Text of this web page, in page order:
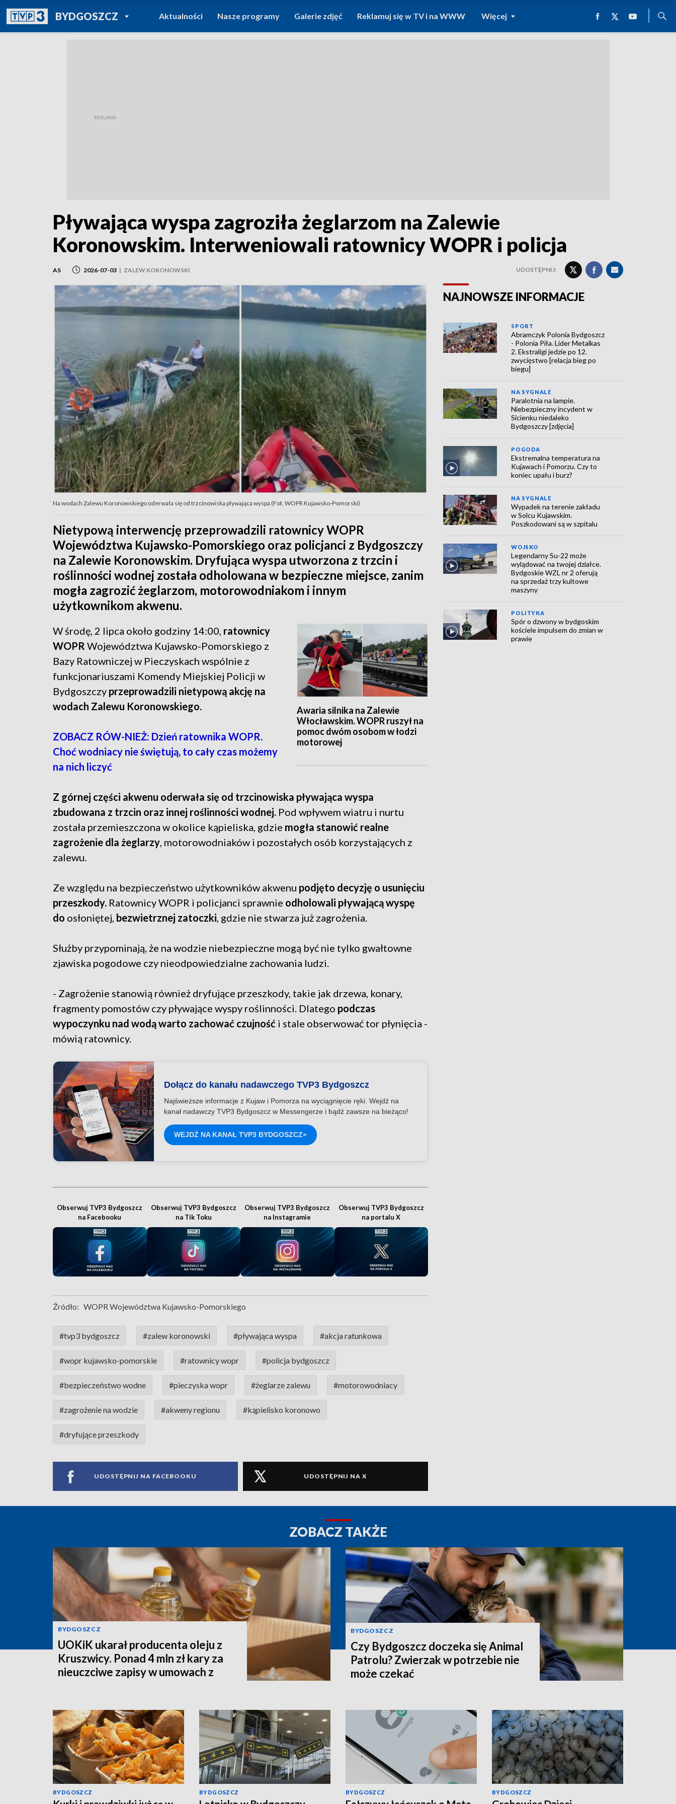
BYDGOSZCZPOWRÓT DO
TVP REGIONY
Aktualności Nasze programy Galerie zdjęć Reklamuj się w TV i na WWW Więcej
Pływająca wyspa zagroziła żeglarzom na Zalewie
Koronowskim. Interweniowali ratownicy WOPR i policja
AS 2026-07-03 | ZALEW KORONOWSKI UDOSTĘPNIJ:
Na wodach Zalewu Koronowskiego oderwała się od trzcinowiska pływająca wyspa (Fot. WOPR Kujawsko-Pomorski)
Nietypową interwencję przeprowadzili ratownicy WOPR
Województwa Kujawsko-Pomorskiego oraz policjanci z Bydgoszczy
na Zalewie Koronowskim. Dryfująca wyspa utworzona z trzcin i
roślinności wodnej została odholowana w bezpieczne miejsce, zanim
mogła zagrozić żeglarzom, motorowodniakom i innym
użytkownikom akwenu.
Awaria silnika na Zalewie
Włocławskim. WOPR ruszył na
pomoc dwóm osobom w łodzi
motorowej
W środę, 2 lipca około godziny 14:00, ratownicy
WOPR Województwa Kujawsko-Pomorskiego z
Bazy Ratowniczej w Pieczyskach wspólnie z
funkcjonariuszami Komendy Miejskiej Policji w
Bydgoszczy przeprowadzili nietypową akcję na
wodach Zalewu Koronowskiego.
ZOBACZ RÓW-NIEŻ: Dzień ratownika WOPR.
Choć wodniacy nie świętują, to cały czas możemy
na nich liczyć
Z górnej części akwenu oderwała się od trzcinowiska pływająca wyspa
zbudowana z trzcin oraz innej roślinności wodnej. Pod wpływem wiatru i nurtu
została przemieszczona w okolice kąpieliska, gdzie mogła stanowić realne
zagrożenie dla żeglarzy, motorowodniaków i pozostałych osób korzystających z
zalewu.
Ze względu na bezpieczeństwo użytkowników akwenu podjęto decyzję o usunięciu
przeszkody. Ratownicy WOPR i policjanci sprawnie odholowali pływającą wyspę
do osłoniętej, bezwietrznej zatoczki, gdzie nie stwarza już zagrożenia.
Służby przypominają, że na wodzie niebezpieczne mogą być nie tylko gwałtowne
zjawiska pogodowe czy nieodpowiedzialne zachowania ludzi.
- Zagrożenie stanowią również dryfujące przeszkody, takie jak drzewa, konary,
fragmenty pomostów czy pływające wyspy roślinności. Dlatego podczas
wypoczynku nad wodą warto zachować czujność i stale obserwować tor płynięcia -
mówią ratownicy.
Dołącz do kanału nadawczego TVP3 Bydgoszcz
Najświeższe informacje z Kujaw i Pomorza na wyciągnięcie ręki. Wejdź na
kanał nadawczy TVP3 Bydgoszcz w Messengerze i bądź zawsze na bieżąco!
WEJDŹ NA KANAŁ TVP3 BYDGOSZCZ»
Obserwuj TVP3 Bydgoszcz
na Facebooku
Obserwuj TVP3 Bydgoszcz
na Tik Toku
Obserwuj TVP3 Bydgoszcz
na Instagramie
Obserwuj TVP3 Bydgoszcz
na portalu X
Źródło: WOPR Województwa Kujawsko-Pomorskiego
#tvp3 bydgoszcz #zalew koronowski #pływająca wyspa #akcja ratunkowa
#wopr kujawsko-pomorskie #ratownicy wopr #policja bydgoszcz
#bezpieczeństwo wodne #pieczyska wopr #żeglarze zalewu #motorowodniacy
#zagrożenie na wodzie #akweny regionu #kąpielisko koronowo
#dryfujące przeszkody
UDOSTĘPNIJ NA FACEBOOKU UDOSTĘPNIJ NA X
NAJNOWSZE INFORMACJE
SPORT
Abramczyk Polonia Bydgoszcz
- Polonia Piła. Lider Metalkas
2. Ekstraligi jedzie po 12.
zwycięstwo [relacja bieg po
biegu]
NA SYGNALE
Paralotnia na lampie.
Niebezpieczny incydent w
Sicienku niedaleko
Bydgoszczy [zdjęcia]
POGODA
Ekstremalna temperatura na
Kujawach i Pomorzu. Czy to
koniec upału i burz?
NA SYGNALE
Wypadek na terenie zakładu
w Solcu Kujawskim.
Poszkodowani są w szpitalu
WOJSKO
Legendarny Su-22 może
wylądować na twojej działce.
Bydgoskie WZL nr 2 oferują
na sprzedaż trzy kultowe
maszyny
POLITYKA
Spór o dzwony w bydgoskim
kościele impulsem do zmian w
prawie
ZOBACZ TAKŻE
BYDGOSZCZ
UOKiK ukarał producenta oleju z
Kruszwicy. Ponad 4 mln zł kary za
nieuczciwe zapisy w umowach z
BYDGOSZCZ
Czy Bydgoszcz doczeka się Animal
Patrolu? Zwierzak w potrzebie nie
może czekać
BYDGOSZCZ BYDGOSZCZ BYDGOSZCZ BYDGOSZCZ